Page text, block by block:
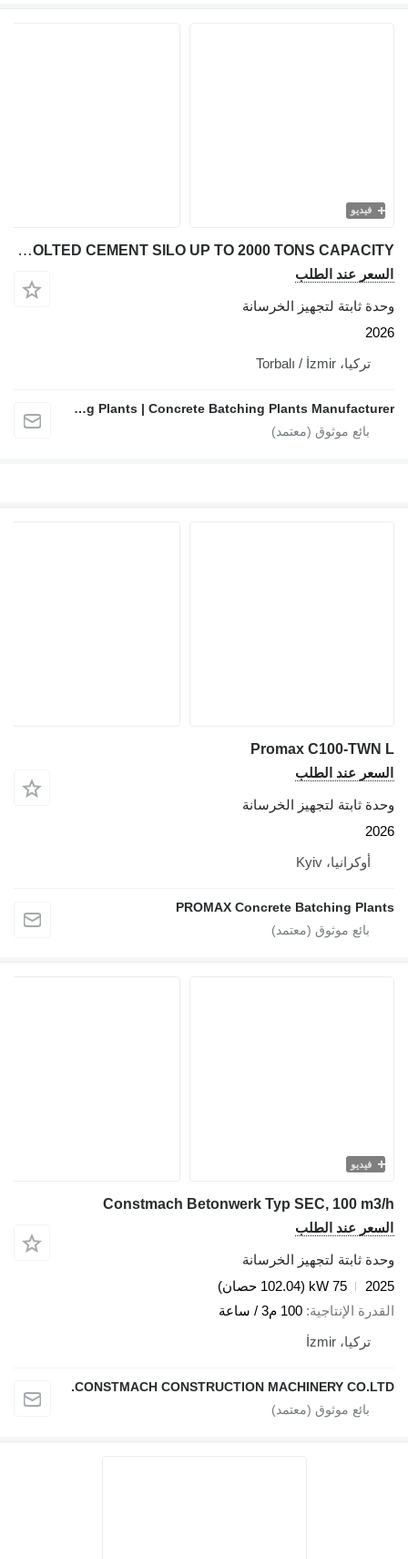
فيديو
FABO BOLTED CEMENT SILO UP TO 2000 TONS CAPACITY
السعر عند الطلب
وحدة ثابتة لتجهيز الخرسانة
2026
تركيا، Torbalı / İzmir
FABO Mobile & Stationary Crushing and Screening Plants | Concrete Batching Plants Manufacturer
Promax C100-TWN L
السعر عند الطلب
وحدة ثابتة لتجهيز الخرسانة
2026
أوكرانيا، Kyiv
PROMAX Concrete Batching Plants
فيديو
Constmach Betonwerk Typ SEC, 100 m3/h
السعر عند الطلب
وحدة ثابتة لتجهيز الخرسانة
2025
75 kW (102.04 حصان)
القدرة الإنتاجية 100 م3 / ساعة
تركيا، İzmir
CONSTMACH CONSTRUCTION MACHINERY CO.LTD.